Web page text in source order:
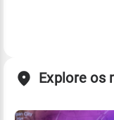
Explore os